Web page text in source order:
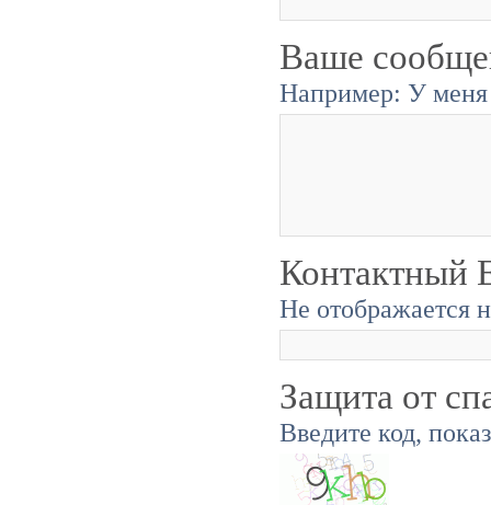
Ваше
Например: У меня
Контактный
Не отображается
Защита от
Введите код,